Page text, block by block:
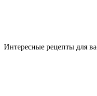
Интересные рецепты для